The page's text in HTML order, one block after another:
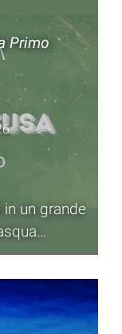
Primo
un grande